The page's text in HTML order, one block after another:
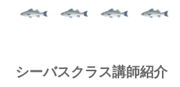
シーバスクラス講師紹介